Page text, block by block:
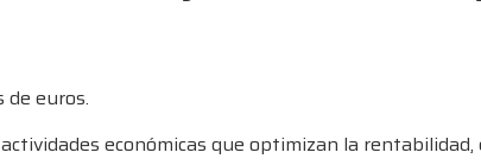
euros.
económicas que optimizan la